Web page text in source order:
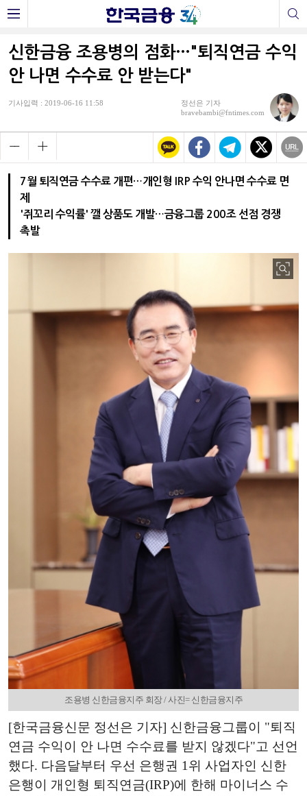
신한금융 조용병의 점화…"퇴직연금 수익
안 나면 수수료 안 받는다"
기사입력 : 2019-06-16 11:58
정선은 기자
bravebambi@fntimes.com
7월 퇴직연금 수수료 개편…개인형 IRP 수익 안나면 수수료 면
제
'쥐꼬리 수익률' 깰 상품도 개발…금융그룹 200조 선점 경쟁
촉발
조용병 신한금융지주 회장 / 사진= 신한금융지주
[한국금융신문 정선은 기자] 신한금융그룹이 "퇴직
연금 수익이 안 나면 수수료를 받지 않겠다"고 선언
했다. 다음달부터 우선 은행권 1위 사업자인 신한
은행이 개인형 퇴직연금(IRP)에 한해 마이너스 수